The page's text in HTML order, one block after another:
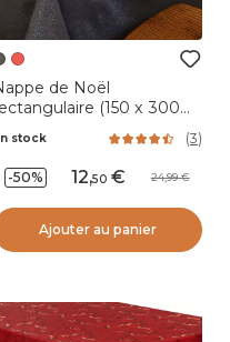
de Noël
(150 x 300
stock (3)
-50% 12,50 24,99
Ajouter au panier